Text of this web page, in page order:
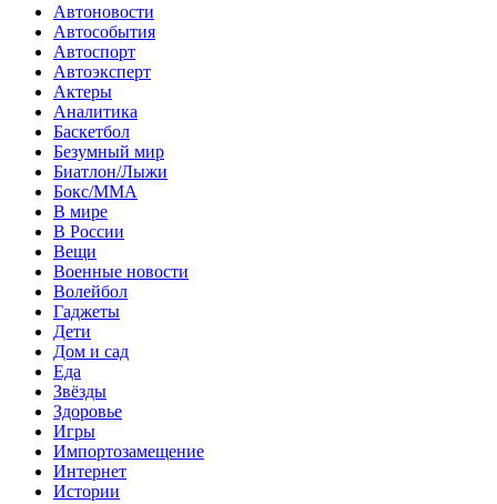
Автоновости
Автособытия
Автоспорт
Автоэксперт
Актеры
Аналитика
Баскетбол
Безумный мир
Биатлон/Лыжи
Бокс/MMA
В мире
В России
Вещи
Военные новости
Волейбол
Гаджеты
Дети
Дом и сад
Еда
Звёзды
Здоровье
Игры
Импортозамещение
Интернет
Истории